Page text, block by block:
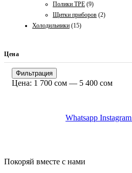
Полики TPE (9)
Щитки приборов (2)
Холодильники (15)
Цена
Минимальная
цена
Максимальная
цена
Фильтрация
Цена: 1 700 сом — 5 400 сом
Whatsapp Instagram
Покоряй вместе с нами